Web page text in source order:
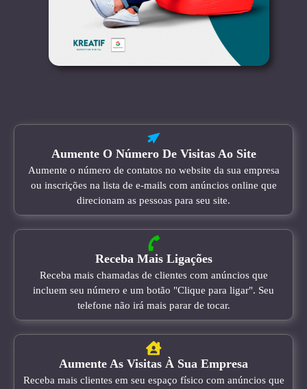
Aumente O Número De Visitas Ao Site
Aumente o número de contatos no website da sua empresa
ou inscrições na lista de e-mails com anúncios online que
direcionam as pessoas para seu site.
Receba Mais Ligações
Receba mais chamadas de clientes com anúncios que
incluem seu número e um botão "Clique para ligar". Seu
telefone não irá mais parar de tocar.
Aumente As Visitas À Sua Empresa
Receba mais clientes em seu espaço físico com anúncios que